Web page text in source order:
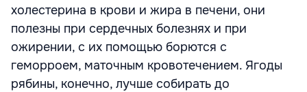
холестерина в крови и жира в печени, они
полезны при сердечных болезнях и при
ожирении, с их помощью борются с
геморроем, маточным кровотечением. Ягоды
рябины, конечно, лучше собирать до